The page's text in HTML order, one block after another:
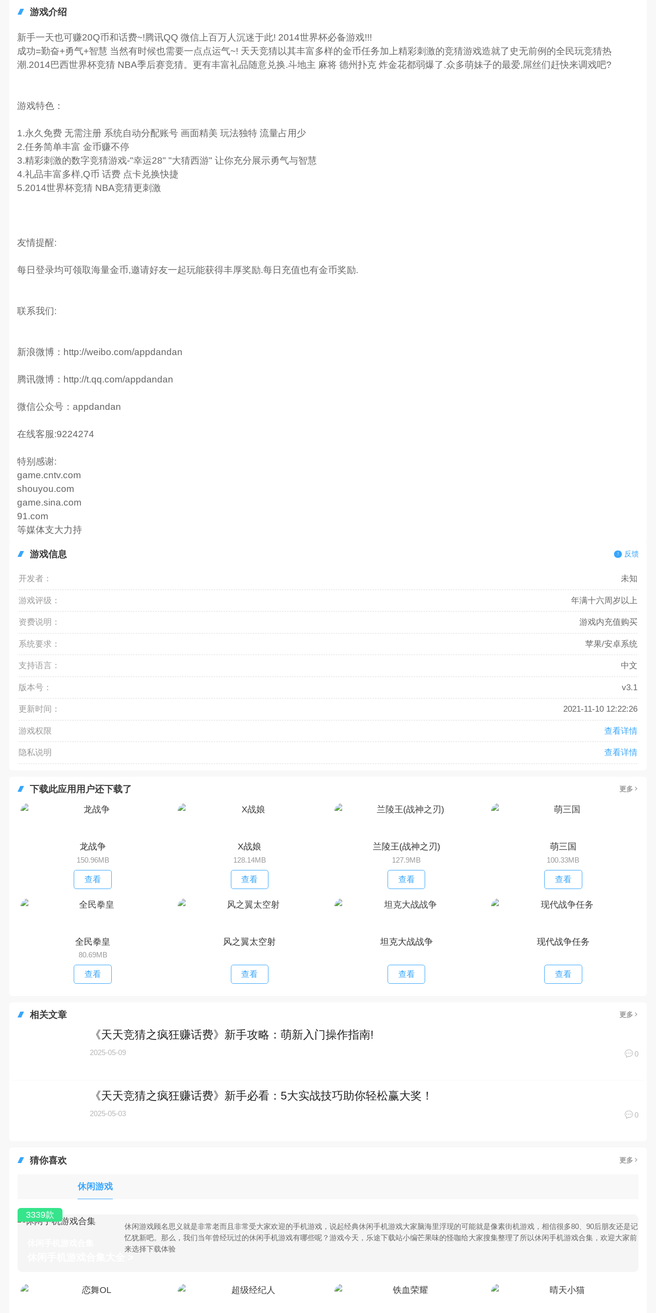
游戏介绍
新手一天也可赚20Q币和话费~!腾讯QQ 微信上百万人沉迷于此! 2014世界杯必备游戏!!!
成功=勤奋+勇气+智慧 当然有时候也需要一点点运气~! 天天竞猜以其丰富多样的金币任务加上精彩刺激的竞猜游戏造就了史无前例的全民玩竞猜热
潮.2014巴西世界杯竞猜 NBA季后赛竞猜。更有丰富礼品随意兑换.斗地主 麻将 德州扑克 炸金花都弱爆了.众多萌妹子的最爱,屌丝们赶快来调戏吧?
游戏特色：
1.永久免费 无需注册 系统自动分配账号 画面精美 玩法独特 流量占用少
2.任务简单丰富 金币赚不停
3.精彩刺激的数字竞猜游戏-"幸运28" "大猜西游" 让你充分展示勇气与智慧
4.礼品丰富多样,Q币 话费 点卡兑换快捷
5.2014世界杯竞猜 NBA竞猜更刺激
友情提醒:
每日登录均可领取海量金币,邀请好友一起玩能获得丰厚奖励.每日充值也有金币奖励.
联系我们:
新浪微博：http://weibo.com/appdandan
腾讯微博：http://t.qq.com/appdandan
微信公众号：appdandan
在线客服:9224274
特别感谢:
game.cntv.com
shouyou.com
game.sina.com
91.com
等媒体支大力持
游戏信息 反馈
开发者： 未知
游戏评级： 年满十六周岁以上
资费说明： 游戏内充值购买
系统要求： 苹果/安卓系统
支持语言： 中文
版本号： v3.1
更新时间： 2021-11-10 12:22:26
游戏权限 查看详情
隐私说明 查看详情
下载此应用用户还下载了 更多
龙战争
150.96MB
查看
X战娘
128.14MB
查看
兰陵王(战神之刃)
127.9MB
查看
萌三国
100.33MB
查看
全民拳皇
80.69MB
查看
风之翼太空射
查看
坦克大战战争
查看
现代战争任务
查看
相关文章 更多
《天天竞猜之疯狂赚话费》新手攻略：萌新入门操作指南!
2025-05-09 0
《天天竞猜之疯狂赚话费》新手必看：5大实战技巧助你轻松赢大奖！
2025-05-03 0
猜你喜欢 更多
休闲游戏
休闲游戏顾名思义就是非常老而且非常受大家欢迎的手机游戏，说起经典休闲手机游戏大家脑海里浮现的可能就是像素街机游戏，相信很多80、90后朋友还是记
忆犹新吧。那么，我们当年曾经玩过的休闲手机游戏有哪些呢？游戏今天，乐途下载站小编芒果味的怪咖给大家搜集整理了所以休闲手机游戏合集，欢迎大家前
来选择下载体验
3339款